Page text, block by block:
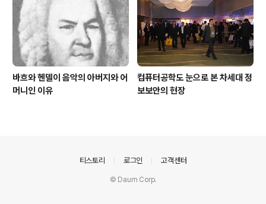
바흐와 헨델이 음악의 아버지와 어
머니인 이유
컴퓨터공학도 눈으로 본 차세대 정
보보안의 현장
티스토리 로그인 고객센터
© Daum Corp.